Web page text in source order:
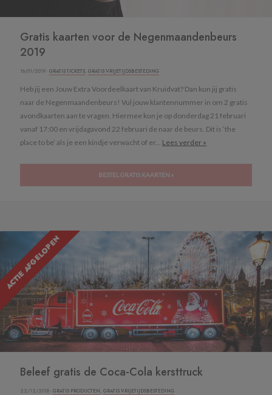
Gratis kaarten voor de Negenmaandenbeurs
2019
16/01/2019 · GRATIS TICKETS, GRATIS VRIJETIJDSBESTEDING
Heb jij een Jouw Extra Voordeelkaart van Kruidvat? Dan kun jij gratis
naar de Negenmaandenbeurs! Vul jouw klantennummer in om 2 gratis
avondkaarten aan te vragen. Hiermee kun je op donderdag 21 februari
vanaf 17:00 en vrijdagavond 22 februari de naar de beurs. Dit is ‘the
place to be’ als je een kindje verwacht of er... Lees verder »
BESTEL GRATIS KAARTEN »
ACTIE AFGELOPEN
Beleef gratis de Coca-Cola kersttruck
22/12/2018 · GRATIS PRODUCTEN, GRATIS VRIJETIJDSBESTEDING